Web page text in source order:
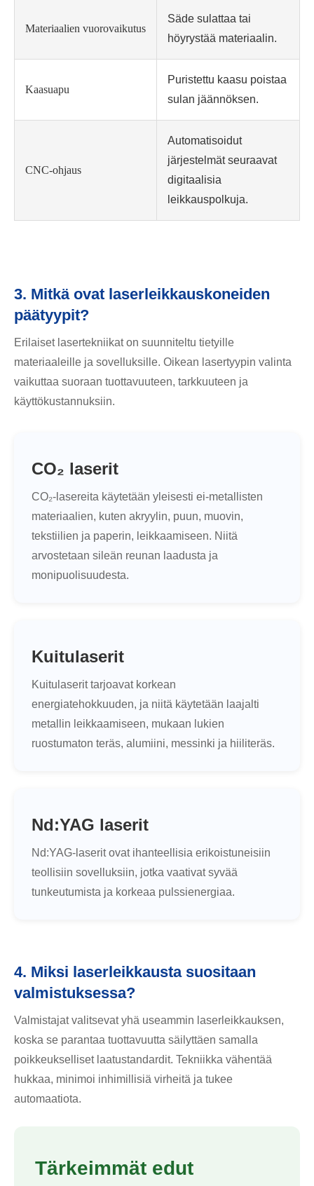
Materiaalien vuorovaikutus
Säde sulattaa tai
höyrystää materiaalin.
Kaasuapu
Puristettu kaasu poistaa
sulan jäännöksen.
CNC-ohjaus
Automatisoidut
järjestelmät seuraavat
digitaalisia
leikkauspolkuja.
3. Mitkä ovat laserleikkauskoneiden
päätyypit?
Erilaiset lasertekniikat on suunniteltu tietyille
materiaaleille ja sovelluksille. Oikean lasertyypin valinta
vaikuttaa suoraan tuottavuuteen, tarkkuuteen ja
käyttökustannuksiin.
CO₂ laserit
CO₂-lasereita käytetään yleisesti ei-metallisten
materiaalien, kuten akryylin, puun, muovin,
tekstiilien ja paperin, leikkaamiseen. Niitä
arvostetaan sileän reunan laadusta ja
monipuolisuudesta.
Kuitulaserit
Kuitulaserit tarjoavat korkean
energiatehokkuuden, ja niitä käytetään laajalti
metallin leikkaamiseen, mukaan lukien
ruostumaton teräs, alumiini, messinki ja hiiliteräs.
Nd:YAG laserit
Nd:YAG-laserit ovat ihanteellisia erikoistuneisiin
teollisiin sovelluksiin, jotka vaativat syvää
tunkeutumista ja korkeaa pulssienergiaa.
4. Miksi laserleikkausta suositaan
valmistuksessa?
Valmistajat valitsevat yhä useammin laserleikkauksen,
koska se parantaa tuottavuutta säilyttäen samalla
poikkeukselliset laatustandardit. Tekniikka vähentää
hukkaa, minimoi inhimillisiä virheitä ja tukee
automaatiota.
Tärkeimmät edut